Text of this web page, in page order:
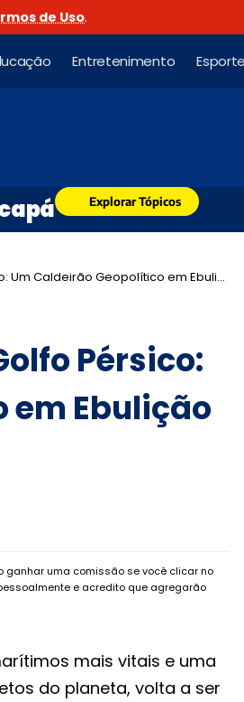
de Uso.
Entretenimento Esporte
Explorar Tópicos
Caldeirão Geopolítico em Ebulição
Pérsico:
em Ebulição
ganhar uma comissão se você clicar no
e acredito que agregarão
mais vitais e uma
do planeta, volta a ser